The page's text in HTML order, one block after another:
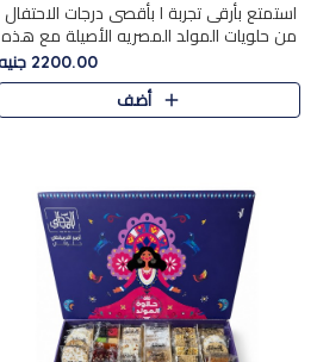
استمتع بأرقى تجربة ا بأقصى درجات الاحتفال
من حلويات المولد المصريه الأصيلة مع هذه
الفخامة مع علبة سبيشال 3 التي تضم 56
قطعة من تشكيلة استثن..
2200.00 جنيه
أضف